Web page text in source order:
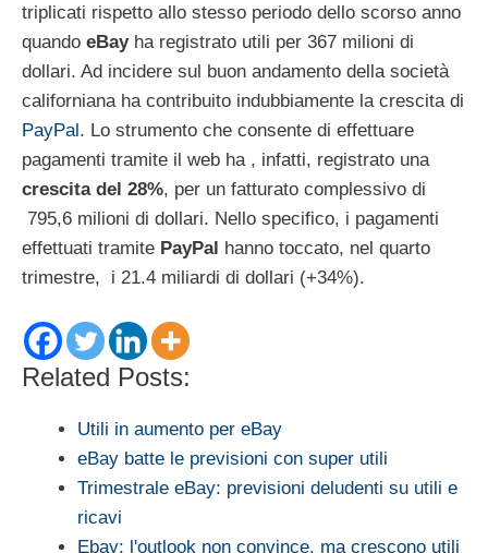
triplicati rispetto allo stesso periodo dello scorso anno
quando eBayha registrato utili per 367 milioni di
dollari. Ad incidere sul buon andamento della società
californiana ha contribuito indubbiamente la crescita di
PayPal. Lo strumento che consente di effettuare
pagamenti tramite il web ha , infatti, registrato una
crescita del 28%, per un fatturato complessivo di
795,6 milioni di dollari. Nello specifico, i pagamenti
effettuati tramite PayPal hanno toccato, nel quarto
trimestre, i 21.4 miliardi di dollari (+34%).
Related Posts:
Utili in aumento per eBay
eBay batte le previsioni con super utili
Trimestrale eBay: previsioni deludenti su utili e
ricavi
Ebay: l'outlook non convince, ma crescono utili